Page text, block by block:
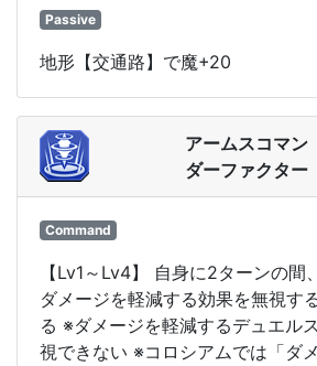
Passive
地形【交通路】で魔+20
アームスコマン
ダーファクター
Command
【Lv1～Lv4】 自身に2ターンの間
ダメージを軽減する効果を無視す
る ※ダメージを軽減するデュエル
視できない ※コロシアムでは「ダ